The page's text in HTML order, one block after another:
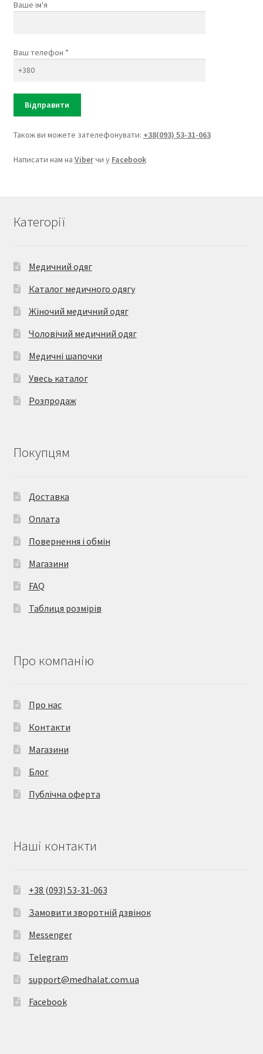
Ваше ім'я
Ваш телефон *
Також ви можете зателефонувати: +38(093) 53-31-063
Написати нам на Viberчи у Facebook
Категорії
Медичний одяг
Каталог медичного одягу
Жіночий медичний одяг
Чоловічий медичний одяг
Медичні шапочки
Увесь каталог
Розпродаж
Покупцям
Доставка
Оплата
Повернення і обмін
Магазини
FAQ
Таблиця розмірів
Про компанію
Про нас
Контакти
Магазини
Блог
Публічна оферта
Наші контакти
+38 (093) 53-31-063
Замовити зворотній дзвінок
Messenger
Telegram
support@medhalat.com.ua
Facebook